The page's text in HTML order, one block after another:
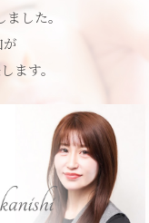
した。
ます。